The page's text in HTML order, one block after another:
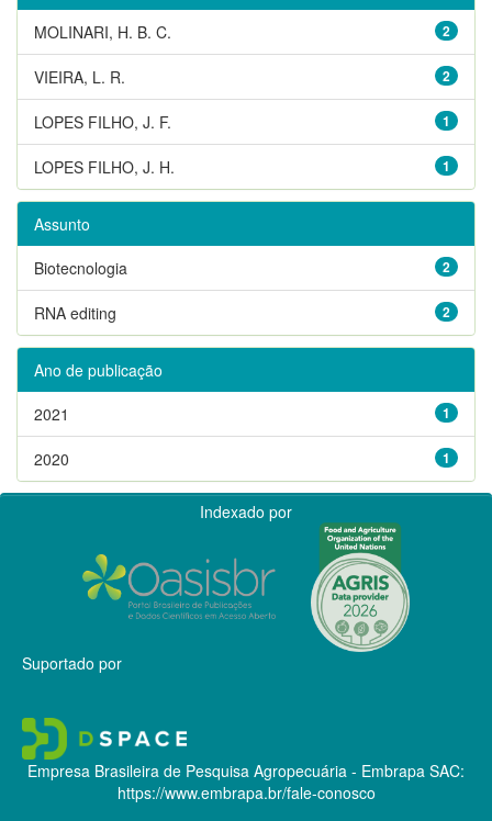
2
MOLINARI, H. B. C.
2
VIEIRA, L. R.
1
LOPES FILHO, J. F.
1
LOPES FILHO, J. H.
Assunto
2
Biotecnologia
2
RNA editing
Ano de publicação
1
2021
1
2020
Indexado por
Suportado por
Empresa Brasileira de Pesquisa Agropecuária - Embrapa SAC:
https://www.embrapa.br/fale-conosco